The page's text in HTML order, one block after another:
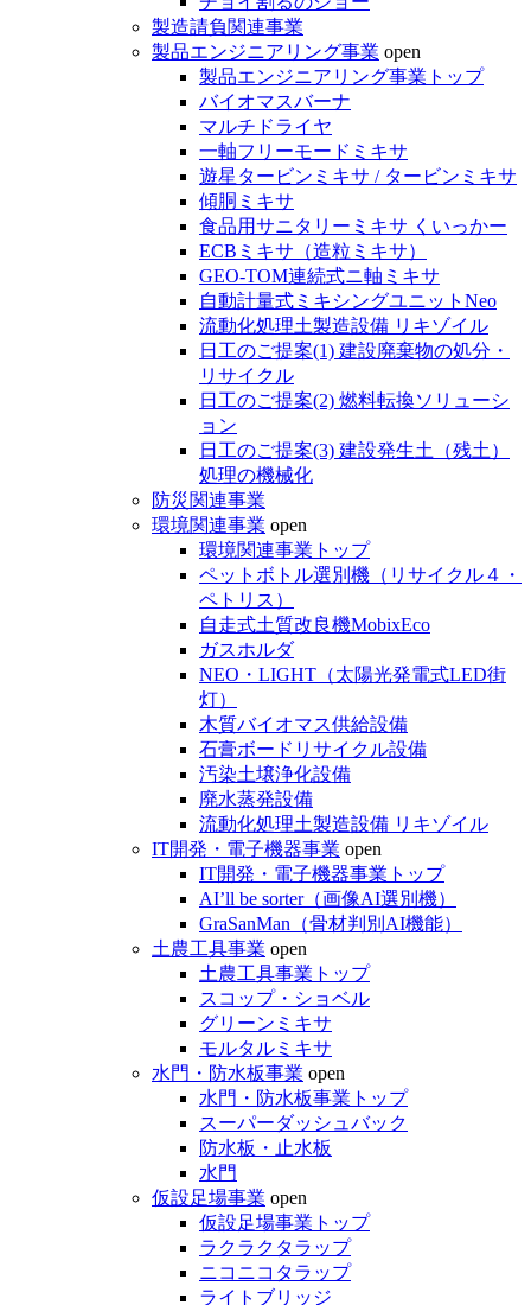
製造請負関連事業
製品エンジニアリング事業 open
製品エンジニアリング事業トップ
バイオマスバーナ
マルチドライヤ
一軸フリーモードミキサ
遊星タービンミキサ / タービンミキサ
傾胴ミキサ
食品用サニタリーミキサ くいっかー
ECBミキサ（造粒ミキサ）
GEO-TOM連続式ニ軸ミキサ
自動計量式ミキシングユニットNeo
流動化処理土製造設備 リキゾイル
日工のご提案(1) 建設廃棄物の処分・
リサイクル
日工のご提案(2) 燃料転換ソリューシ
ョン
日工のご提案(3) 建設発生土（残土）
処理の機械化
防災関連事業
環境関連事業 open
環境関連事業トップ
ペットボトル選別機（リサイクル４・
ペトリス）
自走式土質改良機MobixEco
ガスホルダ
NEO・LIGHT（太陽光発電式LED街
灯）
木質バイオマス供給設備
石膏ボードリサイクル設備
汚染土壌浄化設備
廃水蒸発設備
流動化処理土製造設備 リキゾイル
IT開発・電子機器事業 open
IT開発・電子機器事業トップ
AI’ll be sorter（画像AI選別機）
GraSanMan（骨材判別AI機能）
土農工具事業 open
土農工具事業トップ
スコップ・ショベル
グリーンミキサ
モルタルミキサ
水門・防水板事業 open
水門・防水板事業トップ
スーパーダッシュバック
防水板・止水板
水門
仮設足場事業 open
仮設足場事業トップ
ラクラクタラップ
ニコニコタラップ
ライトブリッジ